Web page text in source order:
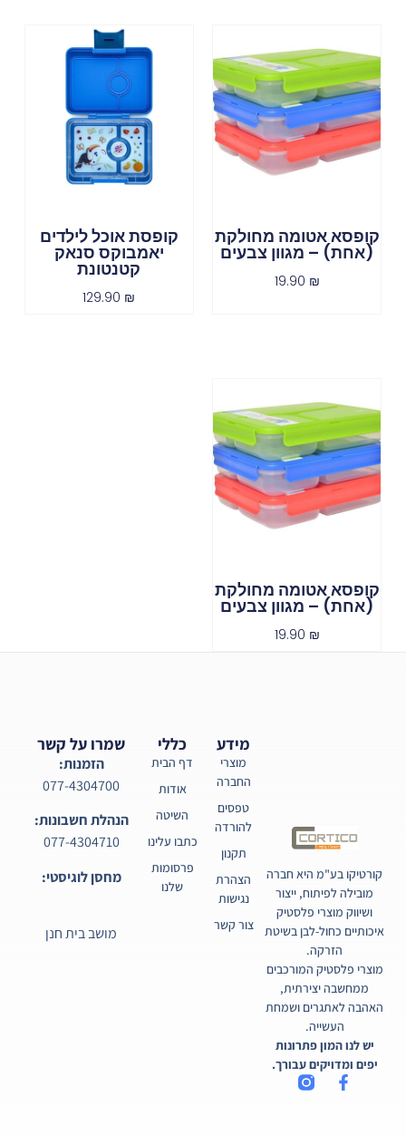
קופסא אטומה מחולקת
(אחת) – מגוון צבעים
19.90 ₪
קופסת אוכל לילדים
יאמבוקס סנאק
קטנטונת
129.90 ₪
קופסא אטומה מחולקת
(אחת) – מגוון צבעים
19.90 ₪
קורטיקו בע"מ היא חברה
מובילה לפיתוח, ייצור
ושיווק מוצרי פלסטיק
איכותיים כחול-לבן בשיטת
הזרקה.
מוצרי פלסטיק המורכבים
ממחשבה יצירתית,
האהבה לאתגרים ושמחת
העשייה.
יש לנו המון פתרונות
יפים ומדויקים עבורך.
כללי
דף הבית
אודות
השיטה
כתבו עלינו
פרסומות
שלנו
מידע
מוצרי
החברה
טפסים
להורדה
תקנון
הצהרת
נגישות
צור קשר
שמרו על קשר
הזמנות:
077-4304700
הנהלת חשבונות:
077-4304710
מחסן לוגיסטי:
מושב בית חנן